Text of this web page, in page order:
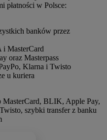
płatności w Polsce:
banków przez
i MasterCard
oraz Masterpass
Klarna i Twisto
u kuriera